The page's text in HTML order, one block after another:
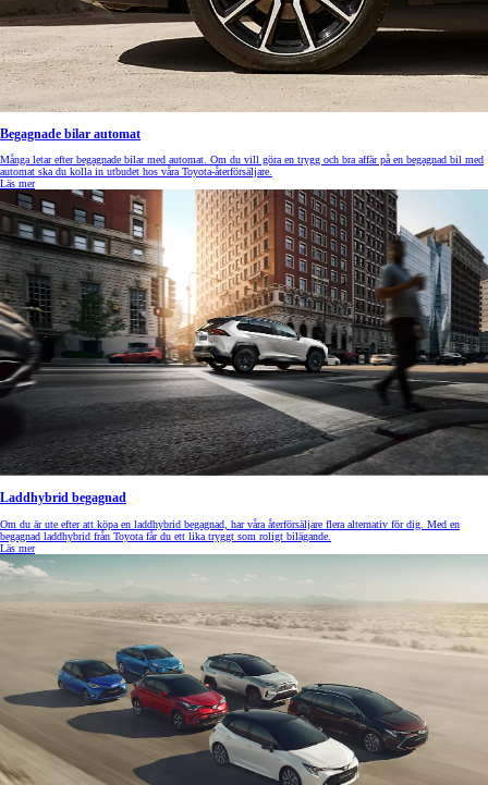
Begagnade bilar automat
Många letar efter begagnade bilar med automat. Om du vill göra en trygg och bra affär på en begagnad bil med
automat ska du kolla in utbudet hos våra Toyota-återförsäljare.
Läs mer
Laddhybrid begagnad
Om du är ute efter att köpa en laddhybrid begagnad, har våra återförsäljare flera alternativ för dig. Med en
begagnad laddhybrid från Toyota får du ett lika tryggt som roligt bilägande.
Läs mer